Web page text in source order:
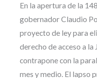
En la apertura de la
gobernador Claudio
proyecto de ley para
derecho de acceso a la
contrapone con la
mes y medio. El lapso